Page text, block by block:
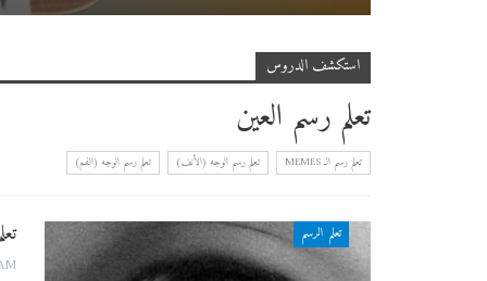
استكشف الدروس
تعلم رسم العين
تعلم رسم الـ MEMES تعلم رسم الوجه (الأنف) تعلم رسم الوجه (الفم)
تعلم الرسم